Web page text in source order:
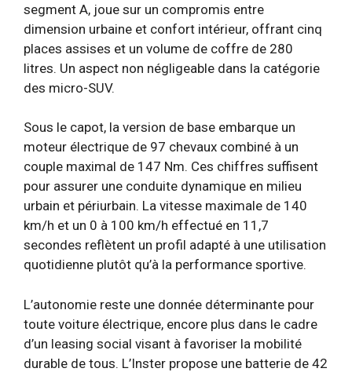
segment A, joue sur un compromis entre
dimension urbaine et confort intérieur, offrant cinq
places assises et un volume de coffre de 280
litres. Un aspect non négligeable dans la catégorie
des micro-SUV.
Sous le capot, la version de base embarque un
moteur électrique de 97 chevaux combiné à un
couple maximal de 147 Nm. Ces chiffres suffisent
pour assurer une conduite dynamique en milieu
urbain et périurbain. La vitesse maximale de 140
km/h et un 0 à 100 km/h effectué en 11,7
secondes reflètent un profil adapté à une utilisation
quotidienne plutôt qu’à la performance sportive.
L’autonomie reste une donnée déterminante pour
toute voiture électrique, encore plus dans le cadre
d’un leasing social visant à favoriser la mobilité
durable de tous. L’Inster propose une batterie de 42